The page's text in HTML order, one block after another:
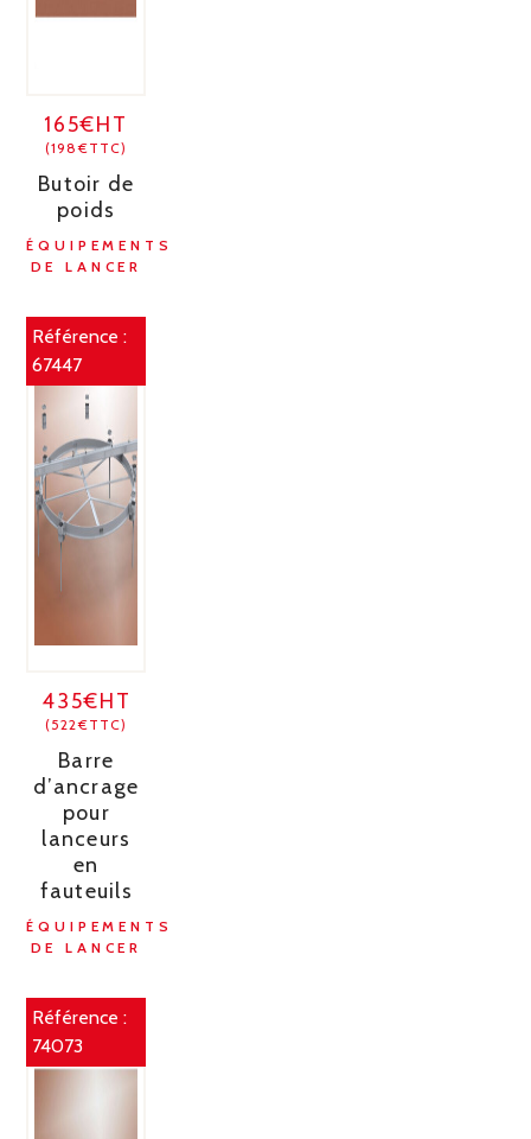
165€HT
(198€TTC)
Butoir de
poids
ÉQUIPEMENTS
DE LANCER
Référence :
67447
435€HT
(522€TTC)
Barre
d’ancrage
pour
lanceurs
en
fauteuils
ÉQUIPEMENTS
DE LANCER
Référence :
74073